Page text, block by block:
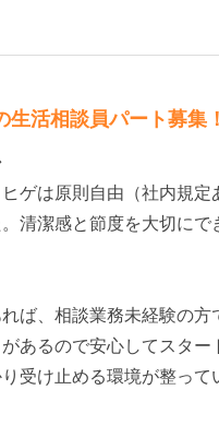
生活相談員パート募集！
ゲは原則自由（社内規
清潔感と節度を大切に
ば、相談業務未経験の
あるので安心してスタ
受け止める環境が整って